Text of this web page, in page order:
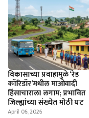
विकासाच्या प्रवाहामुळे ‘रेड
कॉरिडॉर’मधील माओवादी
हिंसाचाराला लगाम; प्रभावित
जिल्ह्यांच्या संख्येत मोठी घट
April 06, 2026